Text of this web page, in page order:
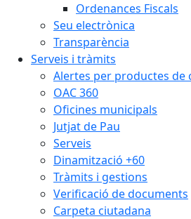
Ordenances Fiscals
Seu electrònica
Transparència
Serveis i tràmits
Alertes per productes de
OAC 360
Oficines municipals
Jutjat de Pau
Serveis
Dinamització +60
Tràmits i gestions
Verificació de documents
Carpeta ciutadana